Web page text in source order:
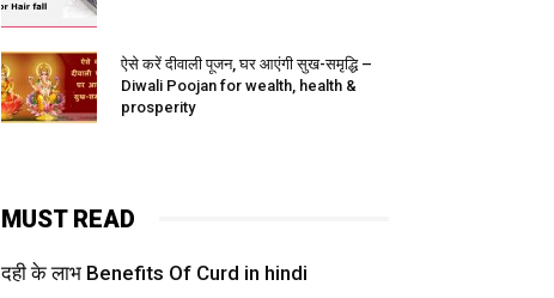
ऐसे करें दीवाली पूजन, घर आएंगी सुख-समृद्धि –
Diwali Poojan for wealth, health &
prosperity
MUST READ
दही के लाभ Benefits Of Curd in hindi